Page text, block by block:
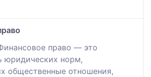
право — это
юридических норм,
общественные отношения,